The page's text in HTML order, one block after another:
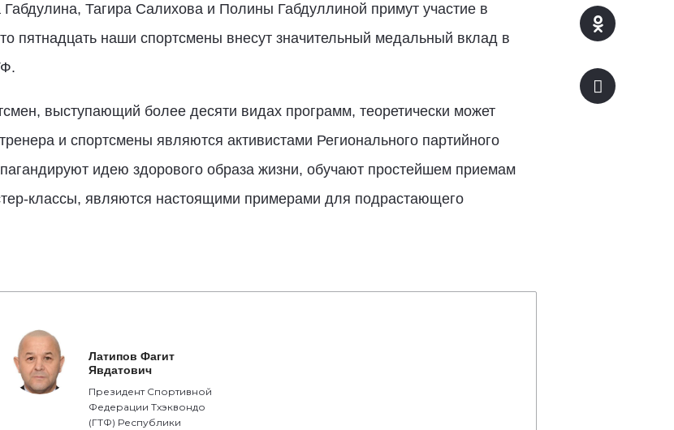
Тагира Салихова и Полины Габдуллиной примут участие в
пятнадцать наши спортсмены внесут значительный медальный вклад в
выступающий более десяти видах программ, теоретически может
и спортсмены являются активистами Регионального партийного
идею здорового образа жизни, обучают простейшем приемам
классы, являются настоящими примерами для подрастающего
Латипов Фагит
Явдатович
Президент Спортивной
Федерации Тхэквондо
(ГТФ) Республики